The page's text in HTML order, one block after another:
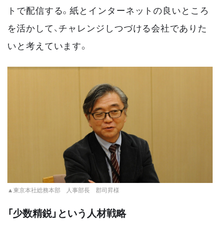
トで配信する。紙とインターネットの良いところ
を活かして、チャレンジしつづける会社でありた
いと考えています。
▲東京本社総務本部 人事部長 郡司昇様
「少数精鋭」という人材戦略